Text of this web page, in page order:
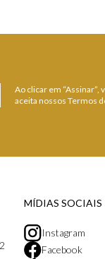
Ao clicar em
aceita nossos Termos
MÍDIAS SOCIAIS
Instagram
Facebook